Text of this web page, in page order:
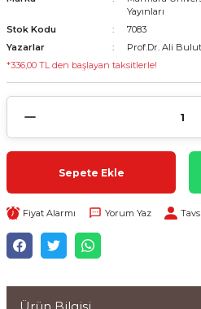
Yayınları
Stok Kodu
7083
Yazarlar
Prof.Dr. Ali Bulut
*336,00 TL den başlayan taksitlerle!
Sepete Ekle
Fiyat Alarmı Yorum Yaz